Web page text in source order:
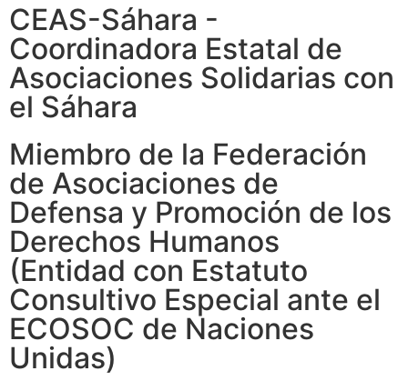
CEAS-Sáhara -
Coordinadora Estatal de
Asociaciones Solidarias con
el Sáhara
Miembro de la Federación
de Asociaciones de
Defensa y Promoción de los
Derechos Humanos
(Entidad con Estatuto
Consultivo Especial ante el
ECOSOC de Naciones
Unidas)